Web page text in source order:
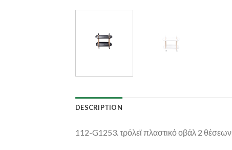
DESCRIPTION
112-G1253. τρόλεϊ πλαστικό οβάλ 2 θέσεων